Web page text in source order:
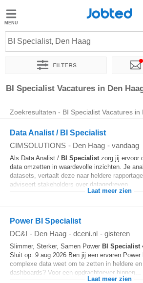
Jobted
Vacatures
Salarissen
Jobted
BI Specialist, Den Haag
Filters
Sorteer op Exacte locatie Bedrijf
BI Specialist Vacatures in Den
Zoekresultaten - BI Specialist Vacatures in
Data Analist / BI Specialist
CIMSOLUTIONS - Den Haag - vandaag
Als Data Analist / BI Specialistzorg jij ervoor
data omzetten in waardevolle inzichten. Je
datasets, vertaalt deze naar heldere
adviseert stakeholders over datagedreven...
Laat meer zien
Power BI Specialist
DC&I - Den Haag - dceni.nl - gisteren
Slimmer, Sterker, Samen Power BI Specialist
Sluit op: 9 aug 2026 Ben jij een ervaren Power
complexe data weet om te zetten in heldere
dashboards? Voor een opdrachtgever binnen...
Laat meer zien